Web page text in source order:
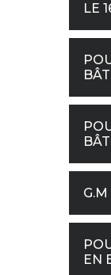
LE
EN